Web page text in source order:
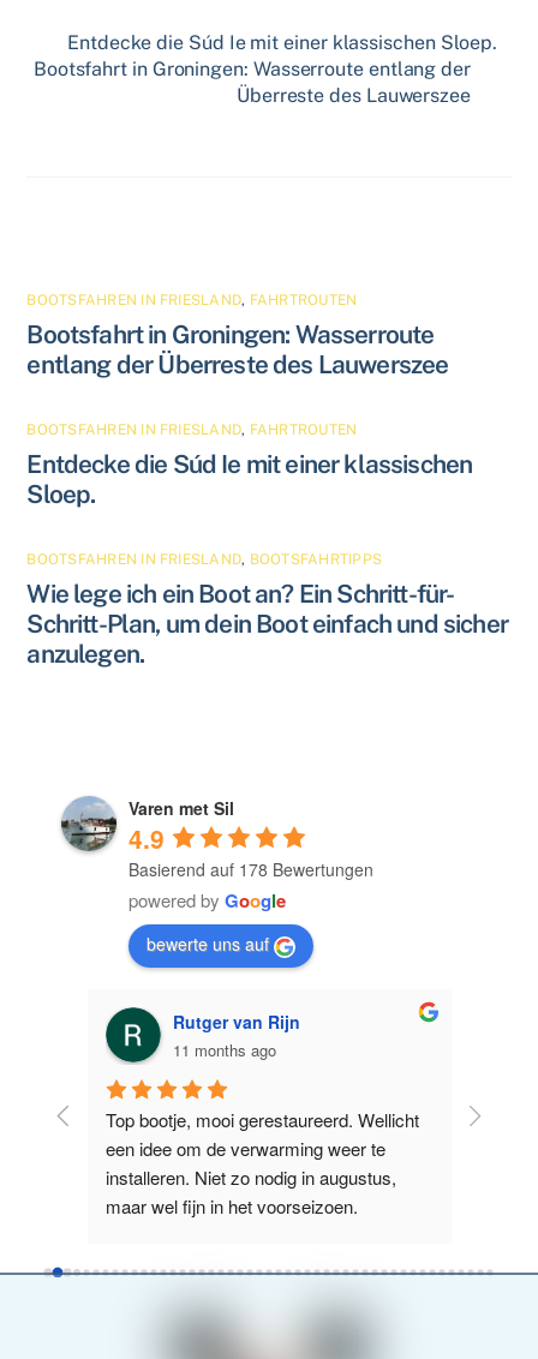
Entdecke die Súd Ie mit einer klassischen Sloep.
Bootsfahrt in Groningen: Wasserroute entlang der
Überreste des Lauwerszee
BOOTSFAHREN IN FRIESLAND, FAHRTROUTEN
Bootsfahrt in Groningen: Wasserroute
entlang der Überreste des Lauwerszee
BOOTSFAHREN IN FRIESLAND, FAHRTROUTEN
Entdecke die Súd Ie mit einer klassischen
Sloep.
BOOTSFAHREN IN FRIESLAND, BOOTSFAHRTIPPS
Wie lege ich ein Boot an? Ein Schritt-für-
Schritt-Plan, um dein Boot einfach und sicher
anzulegen.
Varen met Sil
4.9
Basierend auf 178 Bewertungen
powered by Google
bewerte uns auf
Ron Leezer
11 months ago
Prima te varen boot. Erg makkelijk
manoeuvreren. Tijdens warme dagen is
het jammer dat het voor raam niet open
kan. Maar dat schijnt in de toekomst g